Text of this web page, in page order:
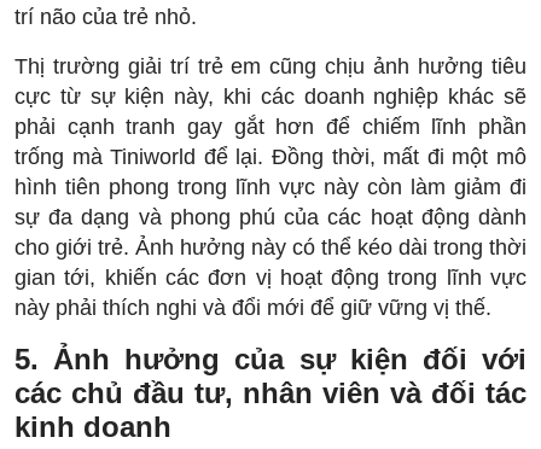
trí não của trẻ nhỏ.
Thị trường giải trí trẻ em cũng chịu ảnh hưởng tiêu
cực từ sự kiện này, khi các doanh nghiệp khác sẽ
phải cạnh tranh gay gắt hơn để chiếm lĩnh phần
trống mà Tiniworld để lại. Đồng thời, mất đi một mô
hình tiên phong trong lĩnh vực này còn làm giảm đi
sự đa dạng và phong phú của các hoạt động dành
cho giới trẻ. Ảnh hưởng này có thể kéo dài trong thời
gian tới, khiến các đơn vị hoạt động trong lĩnh vực
này phải thích nghi và đổi mới để giữ vững vị thế.
5. Ảnh hưởng của sự kiện đối với
các chủ đầu tư, nhân viên và đối tác
kinh doanh